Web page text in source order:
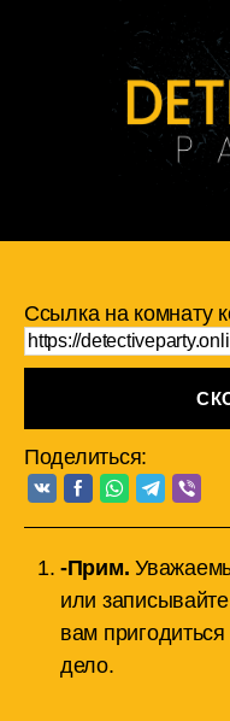
Ссылка на комнату
Поделиться:
-Прим.
или
вам
дело.